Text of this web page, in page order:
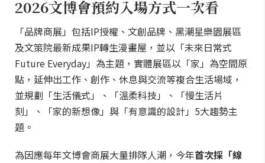
2026文博會預約入場方式一次看
「品牌商展」包括IP授權、文創品牌、黑潮星樂園展區
及文策院最新成果IP轉生漫畫屋，並以「未來日常式
Future Everyday」為主題，實體展區以「家」為空間原
點，延伸出工作、創作、休息與交流等複合生活場域，
並規劃「生活儀式」、「溫柔科技」、「慢生活片
刻」、「家的新想像」與「有意識的設計」5大趨勢主
題。
為因應每年文博會商展大量排隊人潮，今年首次採「線